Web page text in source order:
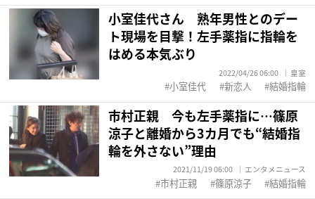
小室佳代さん 熟年男性とのデー
ト現場を目撃！左手薬指に指輪を
はめる本気ぶり
2022/04/26 06:00 皇室
小室佳代 新恋人 結婚指輪
市村正親 今も左手薬指に…篠原
涼子と離婚から3カ月でも“結婚指
輪を外さない”理由
2021/11/19 06:00 エンタメニュース
市村正親 篠原涼子 結婚指輪